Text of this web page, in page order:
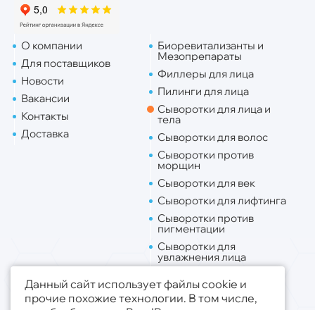
О компании
Для поставщиков
Новости
Вакансии
Контакты
Доставка
Биоревитализанты и
Мезопрепараты
Филлеры для лица
Пилинги для лица
Сыворотки для лица и
тела
Сыворотки для волос
Сыворотки против
морщин
Сыворотки для век
Сыворотки для лифтинга
Сыворотки против
пигментации
Сыворотки для
увлажнения лица
Липо. для лица
Липо. для тела
Данный сайт использует файлы cookie и
прочие похожие технологии. В том числе,